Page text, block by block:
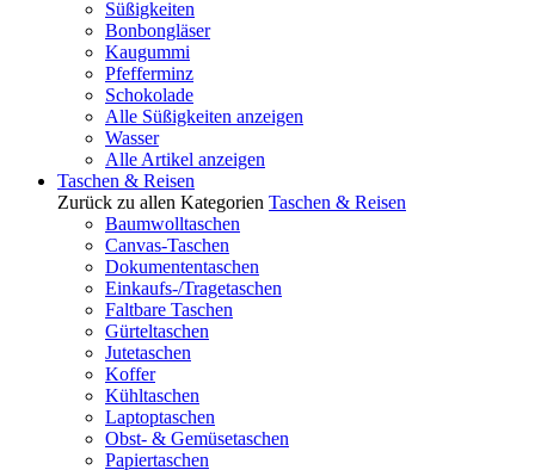
Süßigkeiten
Bonbongläser
Kaugummi
Pfefferminz
Schokolade
Alle Süßigkeiten anzeigen
Wasser
Alle Artikel anzeigen
Taschen & Reisen
Zurück zu allen Kategorien Taschen & Reisen
Baumwolltaschen
Canvas-Taschen
Dokumententaschen
Einkaufs-/Tragetaschen
Faltbare Taschen
Gürteltaschen
Jutetaschen
Koffer
Kühltaschen
Laptoptaschen
Obst- & Gemüsetaschen
Papiertaschen